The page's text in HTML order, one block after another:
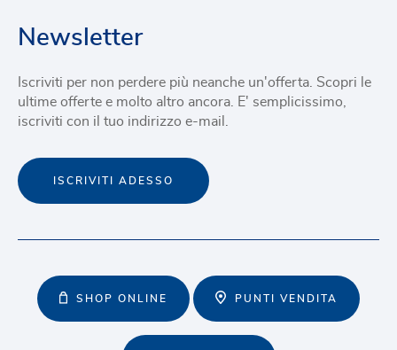
Newsletter
Iscriviti per non perdere più neanche un'offerta. Scopri le
ultime offerte e molto altro ancora. E' semplicissimo,
iscriviti con il tuo indirizzo e-mail.
ISCRIVITI ADESSO
SHOP ONLINE PUNTI VENDITA